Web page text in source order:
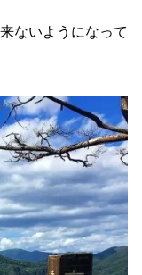
ないようになって